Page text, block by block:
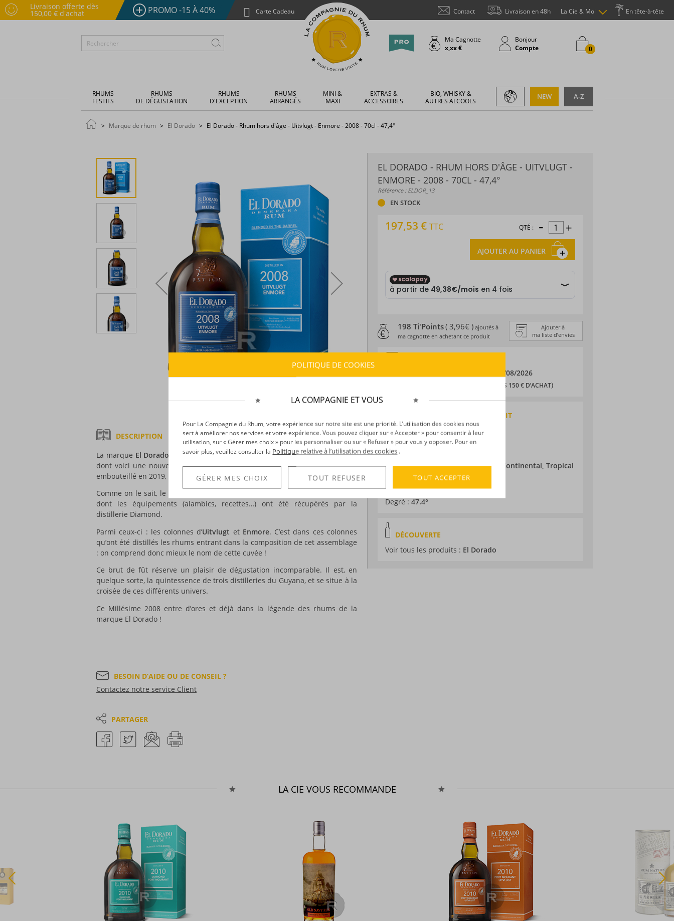
Livraison offerte dès
150,00 € d'achat PROMO -15 À 40% Carte Cadeau En tête-à-tête
La Cie & Moi
Livraison en 48h
Contact
Ma Cagnotte
x,xx €
Bonjour
Compte
0
RHUMS
FESTIFS
RHUMS
DE DÉGUSTATION
RHUMS
D'EXCEPTION
RHUMS
ARRANGÉS
MINI &
MAXI
EXTRAS &
ACCESSOIRES
BIO, WHISKY &
AUTRES ALCOOLS
A-Z
NEW
Marque de rhum El Dorado El Dorado - Rhum hors d'âge - Uitvlugt - Enmore - 2008 - 70cl - 47,4°
EL DORADO - RHUM HORS D'ÂGE - UITVLUGT -
ENMORE - 2008 - 70CL - 47,4°
Référence : ELDOR_13
EN STOCK
197,53 € TTC QTÉ : - +
AJOUTER AU PANIER
Ajouter à
ma liste d’envies
198 Ti'Points( 3,96€ )ajoutés à
ma cagnotte en achetant ce produit
10/08/2026
OFFERTS DÈS 150 € D’ACHAT)
CARACTÉRISTIQUES DU PRODUIT
Type d’alcool :Rhum traditionnel
Provenance :Guyane Britannique
Distillation :
Environnement de vieillissement :
Continental, Tropical
Millésime :2008
Volume :70CL
Degré :47.4°
DÉCOUVERTE
Voir tous les produits : El Dorado
DESCRIPTION
La marque El Dorado lance une nouvelle gamme : « Blended in the barrel »,
dont voici une nouvelle référence : un rhum hors d’âge distillé en2008et
embouteillé en 2019, après une maturation en fûts de Bourbon.
Comme on le sait, le Demerara abritait autrefois de nombreuses distilleries,
dont les équipements (alambics, recettes…) ont été récupérés par la
distillerie Diamond.
Parmi ceux-ci : les colonnes d’Uitvlugt et Enmore. C’est dans ces colonnes
qu’ont été distillés les rhums entrant dans la composition de cet assemblage
: on comprend donc mieux le nom de cette cuvée !
Ce brut de fût réserve un plaisir de dégustation incomparable. Il est, en
quelque sorte, la quintessence de trois distilleries du Guyana, et se situe à la
croisée de ces différents univers.
Ce Millésime 2008 entre d’ores et déjà dans la légende des rhums de la
marque El Dorado !
BESOIN D’AIDE OU DE CONSEIL ?
Contactez notre service Client
PARTAGER
LA CIE VOUS RECOMMANDE
POLITIQUE DE COOKIES
LA COMPAGNIE ET VOUS
Pour La Compagnie du Rhum, votre expérience sur notre site est une priorité. L’utilisation des cookies nous
sert à améliorer nos services et votre expérience. Vous pouvez cliquer sur « Accepter » pour consentir à leur
utilisation, sur « Gérer mes choix » pour les personnaliser ou sur « Refuser » pour vous y opposer. Pour en
savoir plus, veuillez consulter la Politique relative à l’utilisation des cookies .
GÉRER MES CHOIX TOUT REFUSER TOUT ACCEPTER